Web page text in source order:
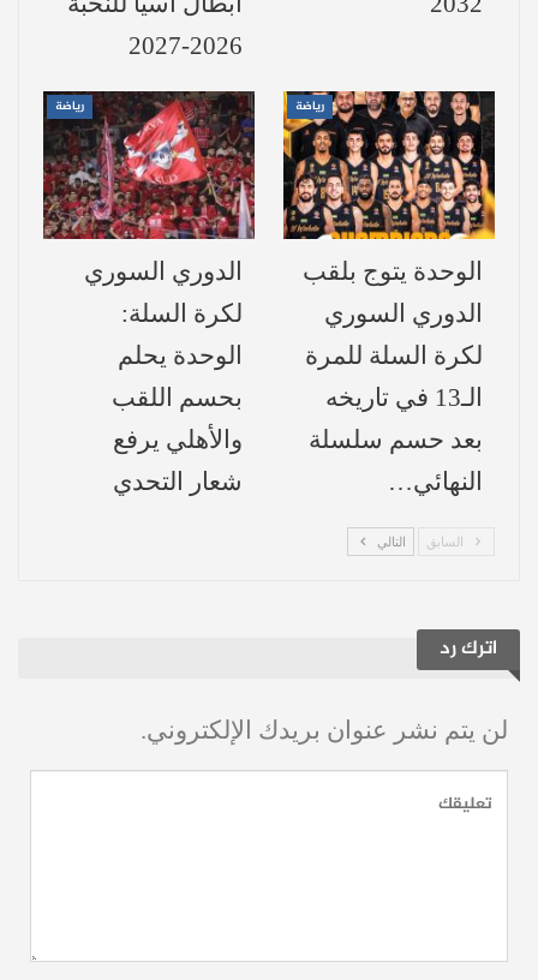
ليصبح أكبر هداف في المسابقة، بفارق لا يتجاوز
الأهداف التي سجلها فريقي آينتراخت
فرانكفورت (17 هدفاً) وباير ليفركوزن (16
هدفاً).
أرقام المربعات وانفراد بالصدارة
بايرن ميونخ:عزز صدارته لجدول الترتيب، رافعاً
رصيده إلى 21 نقطة محققاً العلامة الكاملة.
بوروسيا دورتموند:تراجع من المركز الثاني إلى
المركز الرابع برصيد 14 نقطة.
وشهدت المباراة تقلبات عديدة، فبعد أن سيطر
بايرن على الشوط الأول وحرمه القائم من
تسجيل هدف ثان،
عاد دورتموند بقوة في الشوط الثاني وأهدر عدة
فرص محققة للتعديل، قبل أن يقتل أوليسيه
المباراة بهدف ثان في الدقيقة 79.
2026-2027
رياضة
الوحدة يتوج بلقب
الدوري السوري
لكرة السلة للمرة
الـ13 في تاريخه
بعد حسم سلسلة
النهائي…
رياضة
الدوري السوري
لكرة السلة:
الوحدة يحلم
بحسم اللقب
والأهلي يرفع
شعار التحدي
السابق التالي
اترك رد
لن يتم نشر عنوان بريدك الإلكتروني.